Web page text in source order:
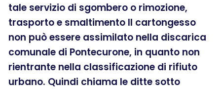
tale servizio di sgombero o rimozione,
trasporto e smaltimento Il cartongesso
non può essere assimilato nella discarica
comunale di Pontecurone, in quanto non
rientrante nella classificazione di rifiuto
urbano. Quindi chiama le ditte sotto